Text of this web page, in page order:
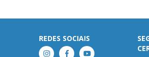
REDES SOCIAIS